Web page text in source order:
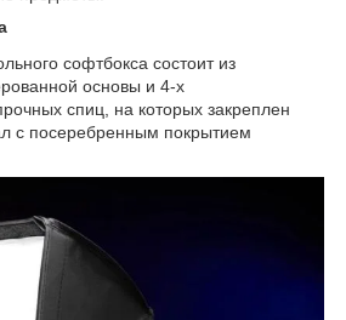
софтбокса состоит из
основы и 4-х
спиц, на которых закреплен
с посеребренным покрытием